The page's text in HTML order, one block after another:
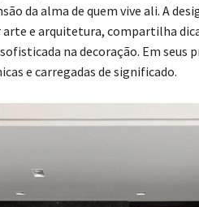
da alma de quem vive ali. A
e arquitetura, compartilha
na decoração. Em
e carregadas de significado.